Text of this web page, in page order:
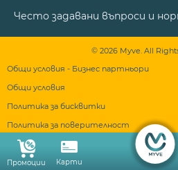
Промоции Карти
Често задавани въпроси и
© 2026 Myve. All
Общи условия - Бизнес партньори
Общи условия
Политика за бисквитки
Политика за поверителност